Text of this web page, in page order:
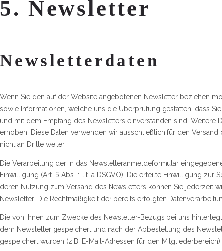
5. Newsletter
Newsletterdaten
Wenn Sie den auf der Website angebotenen Newsletter beziehen
sowie Informationen, welche uns die Überprüfung gestatten, dass
und mit dem Empfang des Newsletters einverstanden sind. Weitere
erhoben. Diese Daten verwenden wir ausschließlich für den
nicht an Dritte weiter.
Die Verarbeitung der in das Newsletteranmeldeformular
Einwilligung (Art. 6 Abs. 1 lit. a DSGVO). Die erteilte Einwilligung zur
deren Nutzung zum Versand des Newsletters können Sie jederzeit
Newsletter. Die Rechtmäßigkeit der bereits erfolgten
Die von Ihnen zum Zwecke des Newsletter-Bezugs bei uns
dem Newsletter gespeichert und nach der Abbestellung des
gespeichert wurden (z.B. E-Mail-Adressen für den